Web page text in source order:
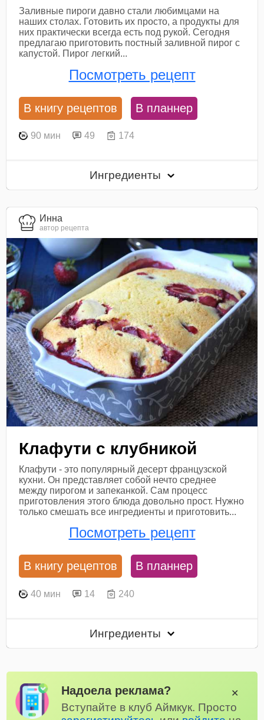
Заливные пироги давно стали любимцами на
наших столах. Готовить их просто, а продукты для
них практически всегда есть под рукой. Сегодня
предлагаю приготовить постный заливной пирог с
капустой. Пирог легкий...
Посмотреть рецепт
В книгу рецептов В планнер
90 мин 49 174
Ингредиенты
Инна
автор рецепта
Клафути с клубникой
Клафути - это популярный десерт французской
кухни. Он представляет собой нечто среднее
между пирогом и запеканкой. Сам процесс
приготовления этого блюда довольно прост. Нужно
только смешать все ингредиенты и приготовить...
Посмотреть рецепт
В книгу рецептов В планнер
40 мин 14 240
Ингредиенты
Надоела реклама?
Вступайте в клуб Аймкук. Просто
✕